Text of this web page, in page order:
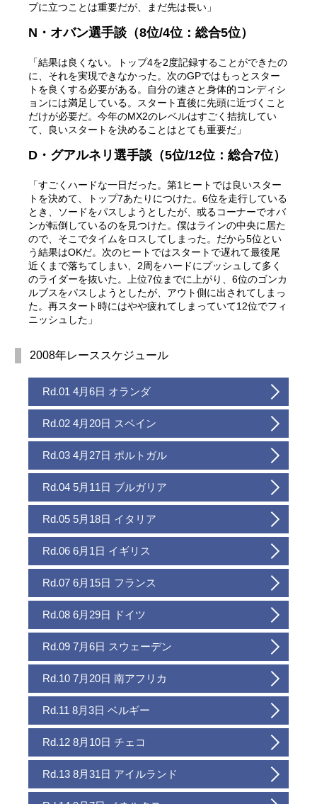
プに立つことは重要だが、まだ先は長い」
N・オバン選手談（8位/4位：総合5位）
「結果は良くない。トップ4を2度記録することができたの
に、それを実現できなかった。次のGPではもっとスター
トを良くする必要がある。自分の速さと身体的コンディシ
ョンには満足している。スタート直後に先頭に近づくこと
だけが必要だ。今年のMX2のレベルはすごく拮抗してい
て、良いスタートを決めることはとても重要だ」
D・グアルネリ選手談（5位/12位：総合7位）
「すごくハードな一日だった。第1ヒートでは良いスター
トを決めて、トップ7あたりにつけた。6位を走行している
とき、ソードをパスしようとしたが、或るコーナーでオバ
ンが転倒しているのを見つけた。僕はラインの中央に居た
ので、そこでタイムをロスしてしまった。だから5位とい
う結果はOKだ。次のヒートではスタートで遅れて最後尾
近くまで落ちてしまい、2周をハードにプッシュして多く
のライダーを抜いた。上位7位までに上がり、6位のゴンカ
ルブスをパスしようとしたが、アウト側に出されてしまっ
た。再スタート時にはやや疲れてしまっていて12位でフィ
ニッシュした」
2008年レーススケジュール
Rd.01 4月6日 オランダ
Rd.02 4月20日 スペイン
Rd.03 4月27日 ポルトガル
Rd.04 5月11日 ブルガリア
Rd.05 5月18日 イタリア
Rd.06 6月1日 イギリス
Rd.07 6月15日 フランス
Rd.08 6月29日 ドイツ
Rd.09 7月6日 スウェーデン
Rd.10 7月20日 南アフリカ
Rd.11 8月3日 ベルギー
Rd.12 8月10日 チェコ
Rd.13 8月31日 アイルランド